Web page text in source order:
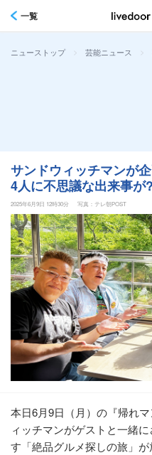
一覧
ニューストップ > 芸能ニュース >
サンドウィッチマンが
4人に不思議な出来事が?
2025年6月9日 12時30分 写真：テレ朝POST
本日6月9日（月）の『帰れ
ィッチマンがゲストと一緒
す「絶品グルメ探しの旅」